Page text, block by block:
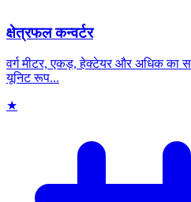
क्षेत्रफल कन्वर्टर
वर्ग मीटर, एकड़, हेक्टेयर और अधिक का
यूनिट रूप...
★